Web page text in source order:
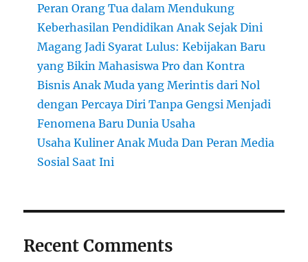
Peran Orang Tua dalam Mendukung
Keberhasilan Pendidikan Anak Sejak Dini
Magang Jadi Syarat Lulus: Kebijakan Baru
yang Bikin Mahasiswa Pro dan Kontra
Bisnis Anak Muda yang Merintis dari Nol
dengan Percaya Diri Tanpa Gengsi Menjadi
Fenomena Baru Dunia Usaha
Usaha Kuliner Anak Muda Dan Peran Media
Sosial Saat Ini
Recent Comments